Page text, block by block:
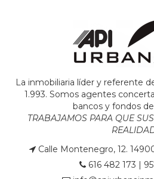
La inmobiliaria líder y referente
1.993. Somos agentes
bancos y fondos
TRABAJAMOS PARA QUE
Calle Montenegro, 12.
616 482 173 |